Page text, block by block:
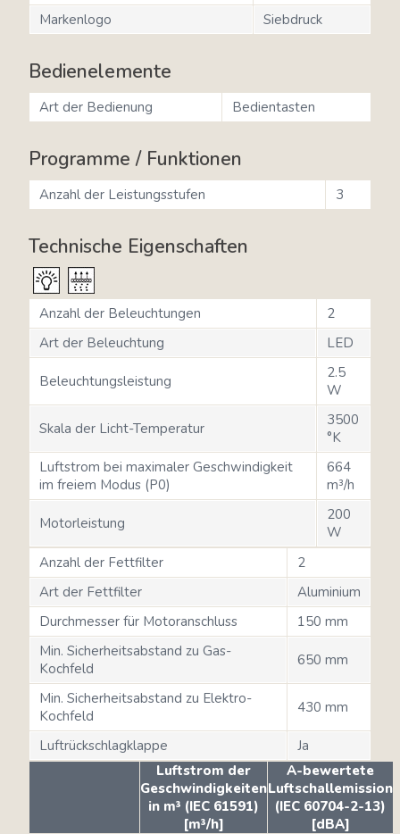
Markenlogo
Siebdruck
Bedienelemente
Art der Bedienung Bedientasten
Programme / Funktionen
Anzahl der Leistungsstufen 3
Technische Eigenschaften
Anzahl der Beleuchtungen
2
Art der Beleuchtung
LED
Beleuchtungsleistung
2.5
W
Skala der Licht-Temperatur
3500
°K
Luftstrom bei maximaler Geschwindigkeit
im freiem Modus (P0)
664
m³/h
Motorleistung
200
W
Anzahl der Fettfilter
2
Art der Fettfilter
Aluminium
Durchmesser für Motoranschluss
150 mm
Min. Sicherheitsabstand zu Gas-
Kochfeld
650 mm
Min. Sicherheitsabstand zu Elektro-
Kochfeld
430 mm
Luftrückschlagklappe
Ja
Luftstrom der
Geschwindigkeiten
in m³ (IEC 61591)
[m³/h]
A-bewertete
Luftschallemission
(IEC 60704-2-13)
[dBA]